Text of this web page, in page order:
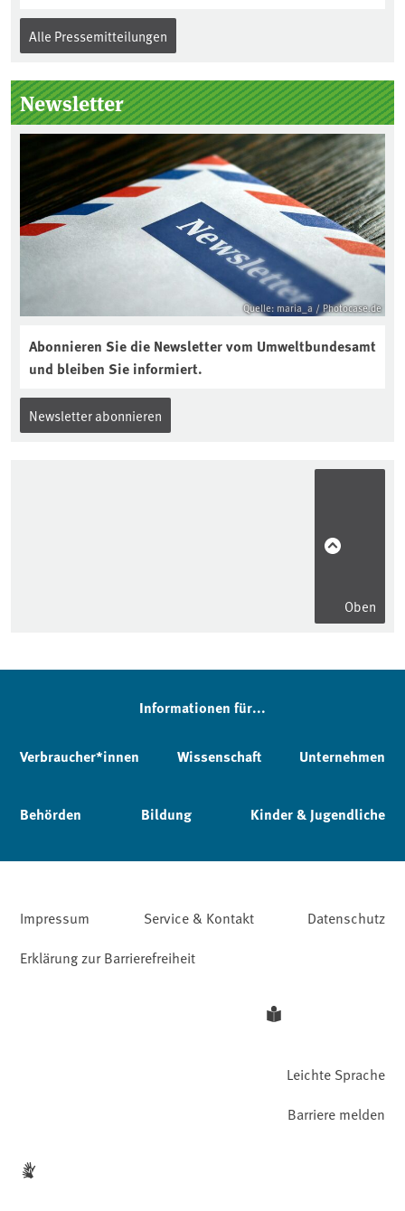
Alle Pressemitteilungen
Newsletter
Quelle: maria_a / Photocase.de
Abonnieren Sie die Newsletter vom Umweltbundesamt
und bleiben Sie informiert.
Newsletter abonnieren
Oben
Informationen für...
Verbraucher*innen Wissenschaft Unternehmen
Behörden Bildung Kinder & Jugendliche
Impressum Service & Kontakt
Datenschutz
Erklärung zur Barrierefreiheit
Leichte Sprache
Barriere melden